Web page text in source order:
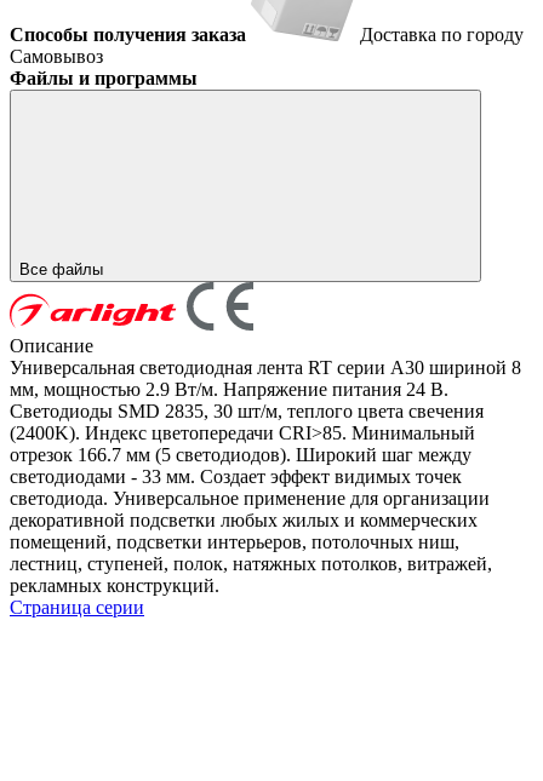
Способы получения заказа
Доставка по городу
Самовывоз
Файлы и программы
Все файлы
Описание
Универсальная светодиодная лента RT серии A30 шириной 8
мм, мощностью 2.9 Вт/м. Напряжение питания 24 В.
Светодиоды SMD 2835, 30 шт/м, теплого цвета свечения
(2400K). Индекс цветопередачи CRI>85. Минимальный
отрезок 166.7 мм (5 светодиодов). Широкий шаг между
светодиодами - 33 мм. Создает эффект видимых точек
светодиода. Универсальное применение для организации
декоративной подсветки любых жилых и коммерческих
помещений, подсветки интерьеров, потолочных ниш,
лестниц, ступеней, полок, натяжных потолков, витражей,
рекламных конструкций.
Страница серии